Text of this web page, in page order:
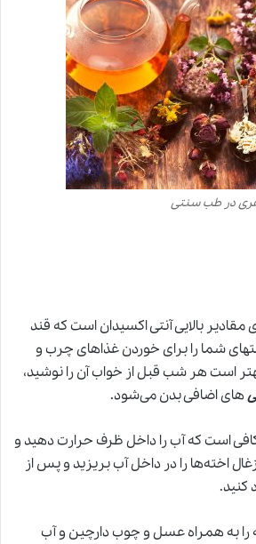
در طب سنتی
بالایی آنتی اکسیدان است که قند
شما را برای خوردن غذاهای چرب و
است هر شب قبل از خواب آن را نوشید،
های اضافی بدن می‌شود.
است که آب را داخل ظرف حرارت دهید و
اخته‌ها را در داخل آب بریزید و پس از
به همراه عسل و چوب دارچین و آب